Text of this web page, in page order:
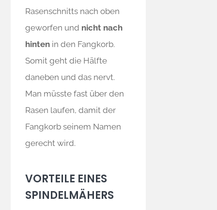
Rasenschnitts nach oben
geworfen und nicht nach
hinten in den Fangkorb.
Somit geht die Hälfte
daneben und das nervt.
Man müsste fast über den
Rasen laufen, damit der
Fangkorb seinem Namen
gerecht wird.
VORTEILE EINES
SPINDELMÄHERS